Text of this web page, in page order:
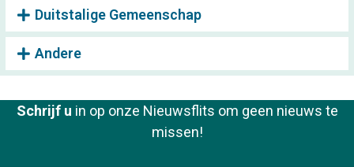
Duitstalige Gemeenschap
Andere
Schrijf u in op onze Nieuwsflits om geen nieuws te
missen!